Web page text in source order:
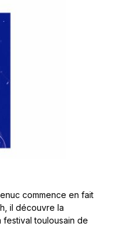
commence en fait
il découvre la
festival toulousain de